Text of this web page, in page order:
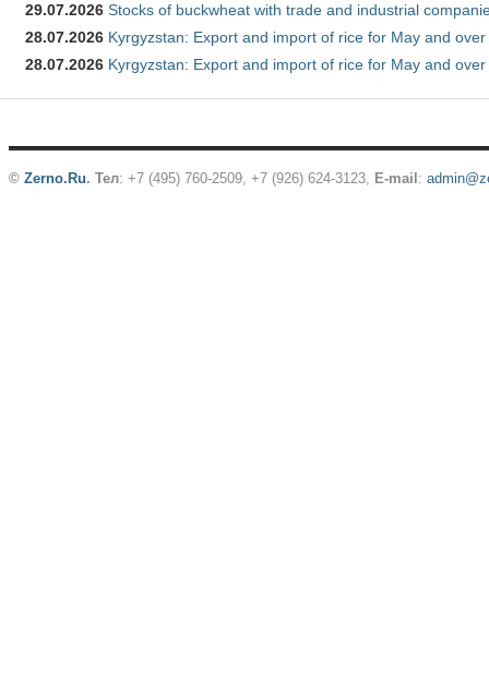
29.07.2026 Stocks of buckwheat with trade and industrial
28.07.2026 Kyrgyzstan: Export and import of rice for May and
28.07.2026 Kyrgyzstan: Export and import of rice for May and
© Zerno.Ru. Тел: +7 (495) 760-2509, +7 (926) 624-3123, E-mail :